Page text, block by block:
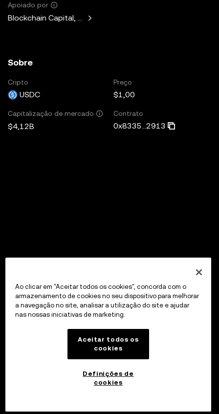
Apoiado por
Blockchain Capital, Standard Crypto, Blockchain.com
Sobre
Cripto
USDC
Preço
$1,00
Capitalização de mercado
$4,12B
Contrato
0x8335...2913
Ao clicar em "Aceitar todos os cookies", concorda com o
armazenamento de cookies no seu dispositivo para melhorar
a navegação no site, analisar a utilização do site e ajudar
nas nossas iniciativas de marketing.
Aceitar todos os
cookies
Definições de
cookies